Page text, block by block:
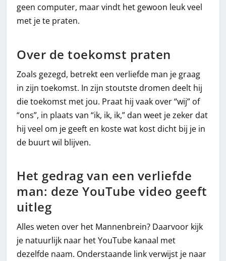
geen computer, maar vindt het gewoon leuk veel
met je te praten.
Over de toekomst praten
Zoals gezegd, betrekt een verliefde man je graag
in zijn toekomst. In zijn stoutste dromen deelt hij
die toekomst met jou. Praat hij vaak over “wij” of
“ons”, in plaats van “ik, ik, ik,” dan weet je zeker dat
hij veel om je geeft en koste wat kost dicht bij je in
de buurt wil blijven.
Het gedrag van een verliefde
man: deze YouTube video geeft
uitleg
Alles weten over het Mannenbrein? Daarvoor kijk
je natuurlijk naar het YouTube kanaal met
dezelfde naam. Onderstaande link verwijst je naar